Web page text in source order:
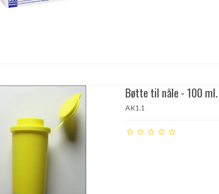
Bøtte til nåle - 100 ml.
AK1.1